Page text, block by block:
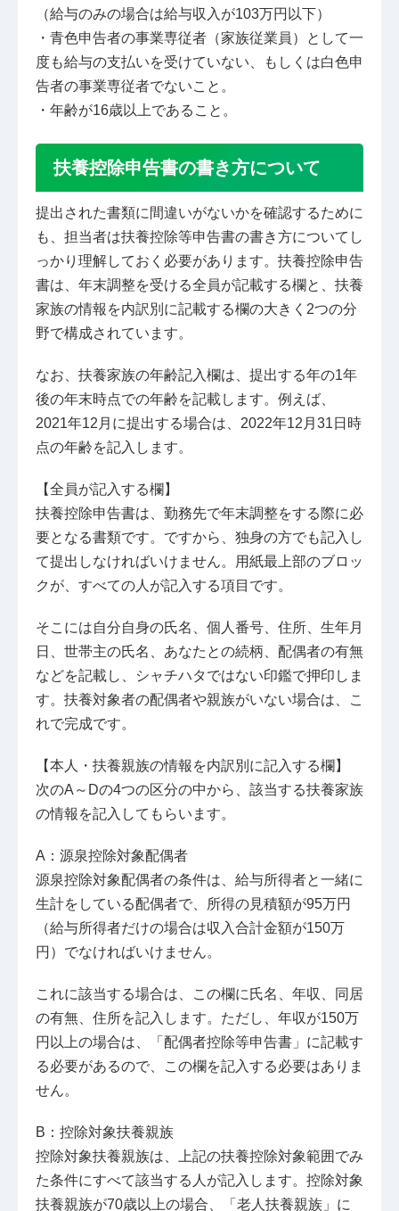
（給与のみの場合は給与収入が103万円以下）
・青色申告者の事業専従者（家族従業員）として一
度も給与の支払いを受けていない、もしくは白色申
告者の事業専従者でないこと。
・年齢が16歳以上であること。
扶養控除申告書の書き方について
提出された書類に間違いがないかを確認するために
も、担当者は扶養控除等申告書の書き方についてし
っかり理解しておく必要があります。扶養控除申告
書は、年末調整を受ける全員が記載する欄と、扶養
家族の情報を内訳別に記載する欄の大きく2つの分
野で構成されています。
なお、扶養家族の年齢記入欄は、提出する年の1年
後の年末時点での年齢を記載します。例えば、
2021年12月に提出する場合は、2022年12月31日時
点の年齢を記入します。
【全員が記入する欄】
扶養控除申告書は、勤務先で年末調整をする際に必
要となる書類です。ですから、独身の方でも記入し
て提出しなければいけません。用紙最上部のブロッ
クが、すべての人が記入する項目です。
そこには自分自身の氏名、個人番号、住所、生年月
日、世帯主の氏名、あなたとの続柄、配偶者の有無
などを記載し、シャチハタではない印鑑で押印しま
す。扶養対象者の配偶者や親族がいない場合は、こ
れで完成です。
【本人・扶養親族の情報を内訳別に記入する欄】
次のA～Dの4つの区分の中から、該当する扶養家族
の情報を記入してもらいます。
A：源泉控除対象配偶者
源泉控除対象配偶者の条件は、給与所得者と一緒に
生計をしている配偶者で、所得の見積額が95万円
（給与所得者だけの場合は収入合計金額が150万
円）でなければいけません。
これに該当する場合は、この欄に氏名、年収、同居
の有無、住所を記入します。ただし、年収が150万
円以上の場合は、「配偶者控除等申告書」に記載す
る必要があるので、この欄を記入する必要はありま
せん。
B：控除対象扶養親族
控除対象扶養親族は、上記の扶養控除対象範囲でみ
た条件にすべて該当する人が記入します。控除対象
扶養親族が70歳以上の場合、「老人扶養親族」に